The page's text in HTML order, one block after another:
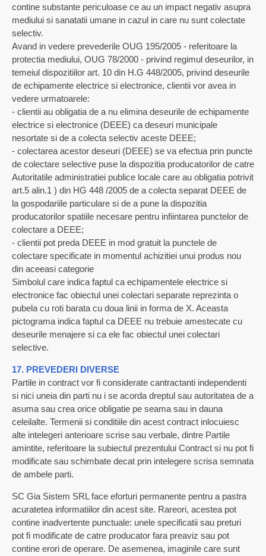
contine substante periculoase ce au un impact negativ asupra
mediului si sanatatii umane in cazul in care nu sunt colectate
selectiv.
Avand in vedere prevederile OUG 195/2005 - referitoare la
protectia mediului, OUG 78/2000 - privind regimul deseurilor, in
temeiul dispozitiilor art. 10 din H.G 448/2005, privind deseurile
de echipamente electrice si electronice, clientii vor avea in
vedere urmatoarele:
- clientii au obligatia de a nu elimina deseurile de echipamente
electrice si electronice (DEEE) ca deseuri municipale
nesortate si de a colecta selectiv aceste DEEE;
- colectarea acestor deseuri (DEEE) se va efectua prin puncte
de colectare selective puse la dispozitia producatorilor de catre
Autoritatile administratiei publice locale care au obligatia potrivit
art.5 alin.1 ) din HG 448 /2005 de a colecta separat DEEE de
la gospodariile particulare si de a pune la dispozitia
producatorilor spatiile necesare pentru infiintarea punctelor de
colectare a DEEE;
- clientii pot preda DEEE in mod gratuit la punctele de
colectare specificate in momentul achizitiei unui produs nou
din aceeasi categorie
Simbolul care indica faptul ca echipamentele electrice si
electronice fac obiectul unei colectari separate reprezinta o
pubela cu roti barata cu doua linii in forma de X. Aceasta
pictograma indica faptul ca DEEE nu trebuie amestecate cu
deseurile menajere si ca ele fac obiectul unei colectari
selective.
17. PREVEDERI DIVERSE
Partile in contract vor fi considerate cantractanti independenti
si nici uneia din parti nu i se acorda dreptul sau autoritatea de a
asuma sau crea orice obligatie pe seama sau in dauna
celeilalte. Termenii si conditiile din acest contract inlocuiesc
alte intelegeri anterioare scrise sau verbale, dintre Partile
amintite, referitoare la subiectul prezentului Contract si nu pot fi
modificate sau schimbate decat prin intelegere scrisa semnata
de ambele parti.
SC Gia Sistem SRL face eforturi permanente pentru a pastra
acuratetea informatiilor din acest site. Rareori, acestea pot
contine inadvertente punctuale: unele specificatii sau preturi
pot fi modificate de catre producator fara preaviz sau pot
contine erori de operare. De asemenea, imaginile care sunt